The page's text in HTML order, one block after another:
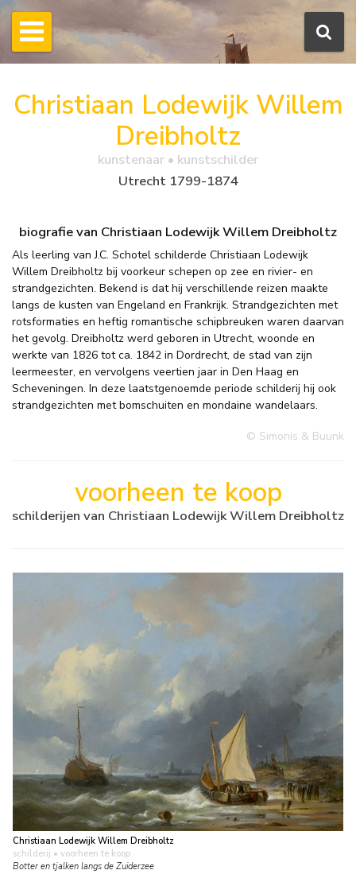
Christiaan Lodewijk Willem
Dreibholtz
kunstenaar • kunstschilder
Utrecht 1799-1874
biografie van Christiaan Lodewijk Willem Dreibholtz
Als leerling van J.C. Schotel schilderde Christiaan Lodewijk
Willem Dreibholtz bij voorkeur schepen op zee en rivier- en
strandgezichten. Bekend is dat hij verschillende reizen maakte
langs de kusten van Engeland en Frankrijk. Strandgezichten met
rotsformaties en heftig romantische schipbreuken waren daarvan
het gevolg. Dreibholtz werd geboren in Utrecht, woonde en
werkte van 1826 tot ca. 1842 in Dordrecht, de stad van zijn
leermeester, en vervolgens veertien jaar in Den Haag en
Scheveningen. In deze laatstgenoemde periode schilderij hij ook
strandgezichten met bomschuiten en mondaine wandelaars.
© Simonis & Buunk
voorheen te koop
schilderijen van Christiaan Lodewijk Willem Dreibholtz
Christiaan Lodewijk Willem Dreibholtz
schilderij • voorheen te koop
Botter en tjalken langs de Zuiderzee